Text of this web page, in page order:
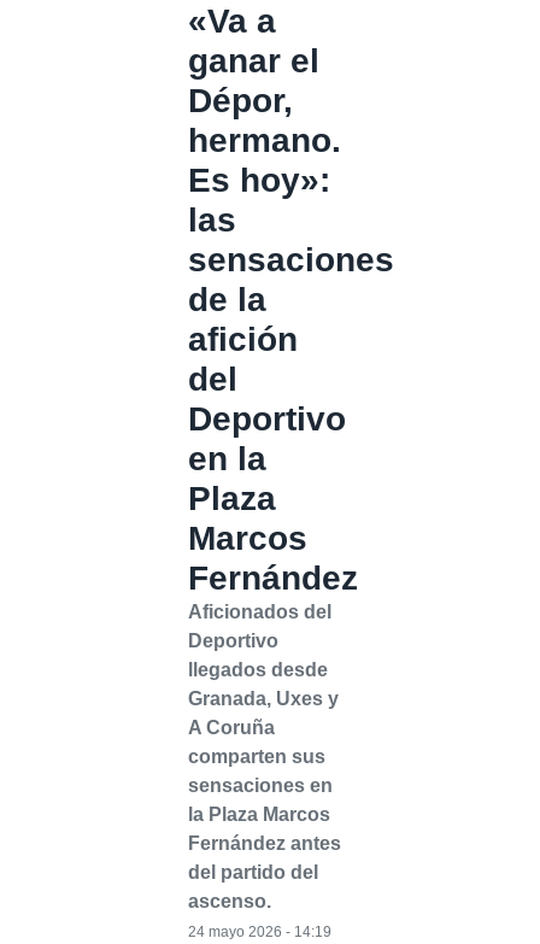
«Va a
ganar el
Dépor,
hermano.
Es hoy»:
las
sensaciones
de la
afición
del
Deportivo
en la
Plaza
Marcos
Fernández
Aficionados del
Deportivo
llegados desde
Granada, Uxes y
A Coruña
comparten sus
sensaciones en
la Plaza Marcos
Fernández antes
del partido del
ascenso.
24 mayo 2026 - 14:19